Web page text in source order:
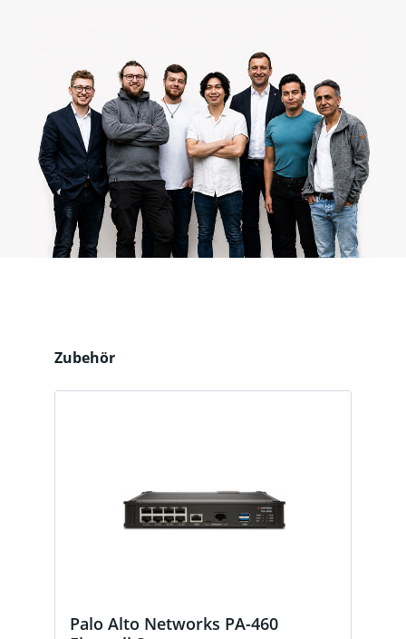
Produktgalerie überspringen
Zubehör
Palo Alto Networks PA-460